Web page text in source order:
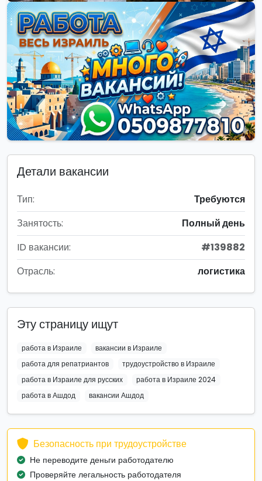
Детали вакансии
Тип:
Требуются
Занятость:
Полный день
ID вакансии:
#139882
Отрасль:
логистика
Эту страницу ищут
работа в Израиле
вакансии в Израиле
работа для репатриантов
трудоустройство в Израиле
работа в Израиле для русских
работа в Израиле 2024
работа в Ашдод
вакансии Ашдод
Безопасность при трудоустройстве
Не переводите деньги работодателю
Проверяйте легальность работодателя